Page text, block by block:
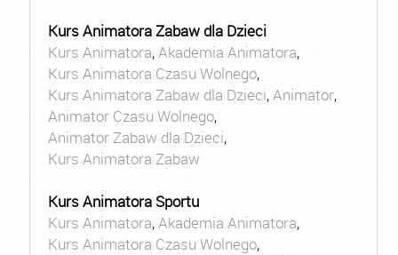
Kurs Animatora Zabaw dla Dzieci
Kurs Animatora,Akademia Animatora,
Kurs Animatora Czasu Wolnego,
Kurs Animatora Zabaw dla Dzieci,Animator,
Animator Czasu Wolnego,
Animator Zabaw dla Dzieci,
Kurs Animatora Zabaw
Kurs Animatora Sportu
Kurs Animatora,Akademia Animatora,
Kurs Animatora Czasu Wolnego,